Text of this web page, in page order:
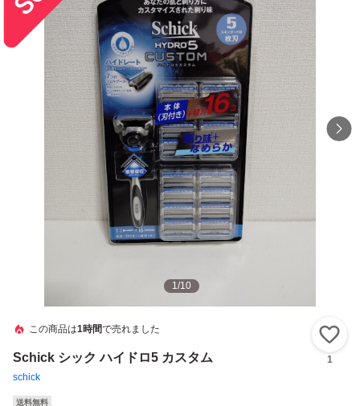
1/10
この商品は1時間で売れました
Schick シック ハイドロ5 カスタム
schick
1
送料無料